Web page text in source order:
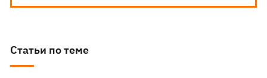
Статьи по теме